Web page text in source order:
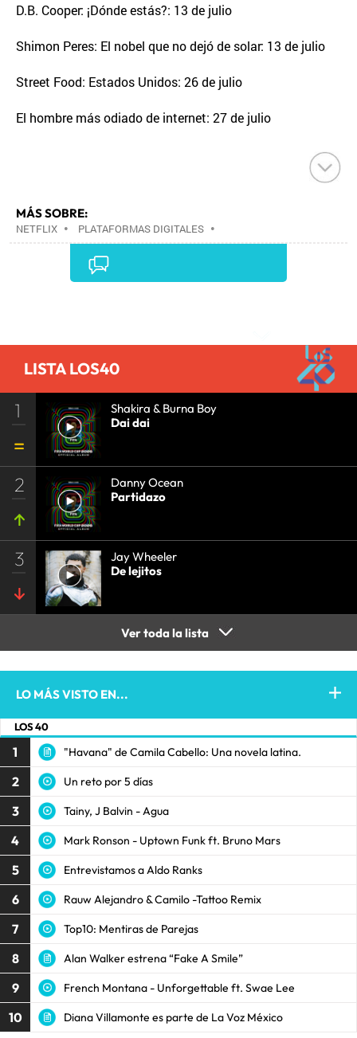
D.B. Cooper: ¡Dónde estás?: 13 de julio
Shimon Peres: El nobel que no dejó de solar: 13 de julio
Street Food: Estados Unidos: 26 de julio
El hombre más odiado de internet: 27 de julio
MÁS SOBRE:
NETFLIX • PLATAFORMAS DIGITALES •
TELEVISIÓN IP•TELEVISIÓN•INTERNET•
•ECONOMÍA
MEDIOS COMUNICACIÓN•COMUNICACIONES•
LISTA LOS40
1
Shakira & Burna Boy
Dai dai
2
Danny Ocean
Partidazo
3
Jay Wheeler
De lejitos
Ver toda la lista
LO MÁS VISTO EN...
LOS 40
1 "Havana" de Camila Cabello: Una novela latina.
2 Un reto por 5 días
3 Tainy, J Balvin - Agua
4 Mark Ronson - Uptown Funk ft. Bruno Mars
5 Entrevistamos a Aldo Ranks
6 Rauw Alejandro & Camilo -Tattoo Remix
7 Top10: Mentiras de Parejas
8 Alan Walker estrena “Fake A Smile”
9 French Montana - Unforgettable ft. Swae Lee
10 Diana Villamonte es parte de La Voz México